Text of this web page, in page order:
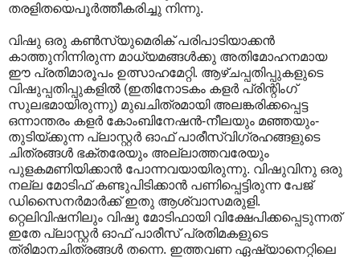
തരളിതയെപൂര്‍ത്തീകരിച്ചു നിന്നു.
വിഷു ഒരു കണ്‍സ്യുമെരിക് പരിപാടിയാക്കന്‍
കാത്തുനിന്നിരുന്ന മാധ്യമങ്ങള്‍ക്കു അതിമോഹനമായ
ഈ പ്രതിമാരൂപം ഉത്സാഹമേറ്റി. ആഴ്ചപ്പതിപ്പുകളുടെ
വിഷുപ്പതിപ്പുകളില്‍ (ഇതിനോടകം കളര്‍ പ്രിന്റിംഗ്‌
സുലഭമായിരുന്നു) മുഖചിത്രമായി അലങ്കരിക്കപ്പെട്ട
ഒന്നാന്തരം കളര്‍ കോംബിനേഷന്‍-നീലയും മഞ്ഞയും-
തുടിയ്ക്കുന്ന പ്ലാസ്റ്റര്‍ ഓഫ്‌ പാരീസ്‌വിഗ്രഹങ്ങളുടെ
ചിത്രങ്ങള്‍ ഭക്തരേയും അല്ലാത്തവരേയും
പുളകമണിയിക്കാന്‍ പോന്നവയായിരുന്നു. വിഷുവിനു ഒരു
നല്ല മോടിഫ്‌ കണ്ടുപിടിക്കാന്‍ പണിപ്പെട്ടിരുന്ന പേജ്‌
ഡിസൈനര്‍മാര്‍ക്ക്‌ ഇതു ആശ്വാസമരുളി.
റ്റെലിവിഷനിലും വിഷു മോടിഫായി വിക്ഷേപിക്കപ്പെടുന്നത്‌
ഇതേ പ്ലാസ്റ്റര്‍ ഓഫ്‌ പാരീസ്‌ പ്രതിമകളുടെ
ത്രിമാനചിത്രങ്ങള്‍ തന്നെ. ഇത്തവണ ഏഷ്യാനെറ്റിലെ